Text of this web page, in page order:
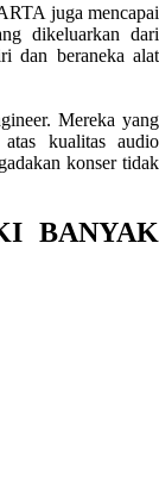
juga mencapai
dikeluarkan dari
dan beraneka alat
Mereka yang
kualitas audio
konser tidak
BANYAK